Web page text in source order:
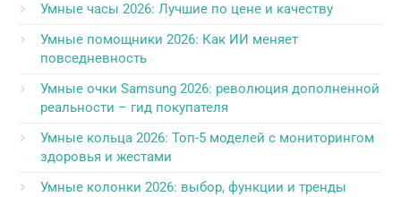
Умные часы 2026: Лучшие по цене и качеству
Умные помощники 2026: Как ИИ меняет
повседневность
Умные очки Samsung 2026: революция дополненной
реальности – гид покупателя
Умные кольца 2026: Топ-5 моделей с мониторингом
здоровья и жестами
Умные колонки 2026: выбор, функции и тренды